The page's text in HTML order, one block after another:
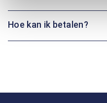
Hoe kan ik betalen?